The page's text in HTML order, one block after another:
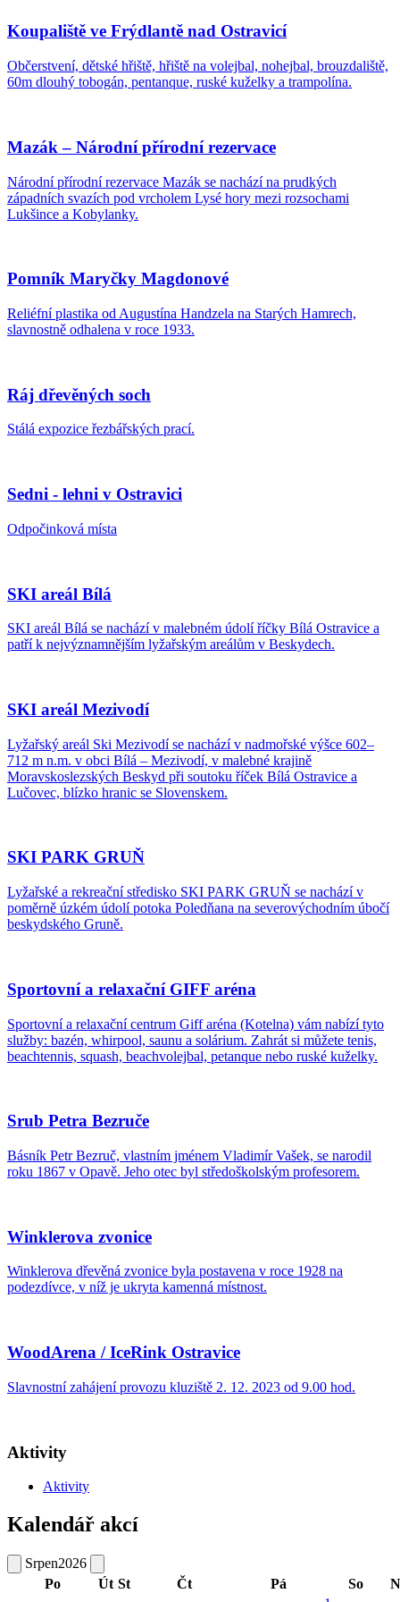
Koupaliště ve Frýdlantě nad Ostravicí
Občerstvení, dětské hřiště, hřiště na volejbal, nohejbal, brouzdaliště,
60m dlouhý tobogán, pentanque, ruské kuželky a trampolína.
Mazák – Národní přírodní rezervace
Národní přírodní rezervace Mazák se nachází na prudkých
západních svazích pod vrcholem Lysé hory mezi rozsochami
Lukšince a Kobylanky.
Pomník Maryčky Magdonové
Reliéfní plastika od Augustína Handzela na Starých Hamrech,
slavnostně odhalena v roce 1933.
Ráj dřevěných soch
Stálá expozice řezbářských prací.
Sedni - lehni v Ostravici
Odpočinková místa
SKI areál Bílá
SKI areál Bílá se nachází v malebném údolí říčky Bílá Ostravice a
patří k nejvýznamnějším lyžařským areálům v Beskydech.
SKI areál Mezivodí
Lyžařský areál Ski Mezivodí se nachází v nadmořské výšce 602–
712 m n.m. v obci Bílá – Mezivodí, v malebné krajině
Moravskoslezských Beskyd při soutoku říček Bílá Ostravice a
Lučovec, blízko hranic se Slovenskem.
SKI PARK GRUŇ
Lyžařské a rekreační středisko SKI PARK GRUŇ se nachází v
poměrně úzkém údolí potoka Poledňana na severovýchodním úbočí
beskydského Gruně.
Sportovní a relaxační GIFF aréna
Sportovní a relaxační centrum Giff aréna (Kotelna) vám nabízí tyto
služby: bazén, whirpool, saunu a solárium. Zahrát si můžete tenis,
beachtennis, squash, beachvolejbal, petanque nebo ruské kuželky.
Srub Petra Bezruče
Básník Petr Bezruč, vlastním jménem Vladimír Vašek, se narodil
roku 1867 v Opavě. Jeho otec byl středoškolským profesorem.
Winklerova zvonice
Winklerova dřevěná zvonice byla postavena v roce 1928 na
podezdívce, v níž je ukryta kamenná místnost.
WoodArena / IceRink Ostravice
Slavnostní zahájení provozu kluziště 2. 12. 2023 od 9.00 hod.
Aktivity
Aktivity
Kalendář akcí
Srpen2026
Po
Út St Čt Pá So